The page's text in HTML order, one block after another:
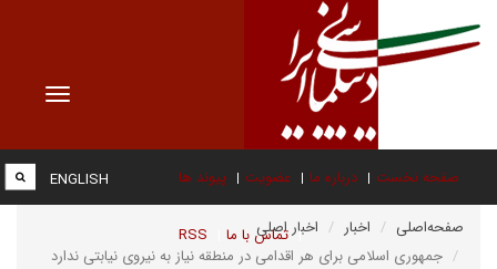
Toggle
صفحه نخست درباره ما عضویت پیوند ها
تماس با ما RSS
ENGLISH
صفحه‌اصلی اخبار
اخبار اصلی
جمهوری اسلامی برای هر اقدامی در منطقه نیاز به نیروی نیابتی ندارد